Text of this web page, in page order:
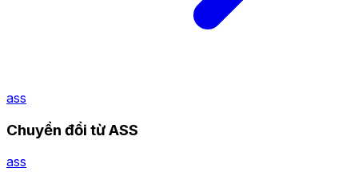
ass
Chuyển đổi từ ASS
ass